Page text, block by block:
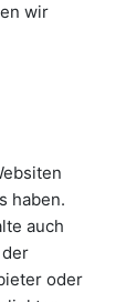
wir
haben.
auch
oder